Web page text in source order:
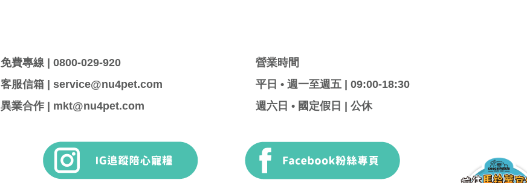
免費專線 | 0800-029-920
客服信箱 | service@nu4pet.com
異業合作 | mkt@nu4pet.com
營業時間
平日 • 週一至週五 | 09:00-18:30
週六日 • 國定假日 | 公休